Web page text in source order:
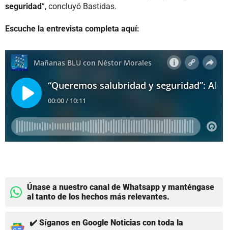
seguridad”, concluyó Bastidas.
Escuche la entrevista completa aquí:
Únase a nuestro canal de Whatsapp y manténgase
al tanto de los hechos más relevantes.
✔️ Síganos en Google Noticias con toda la